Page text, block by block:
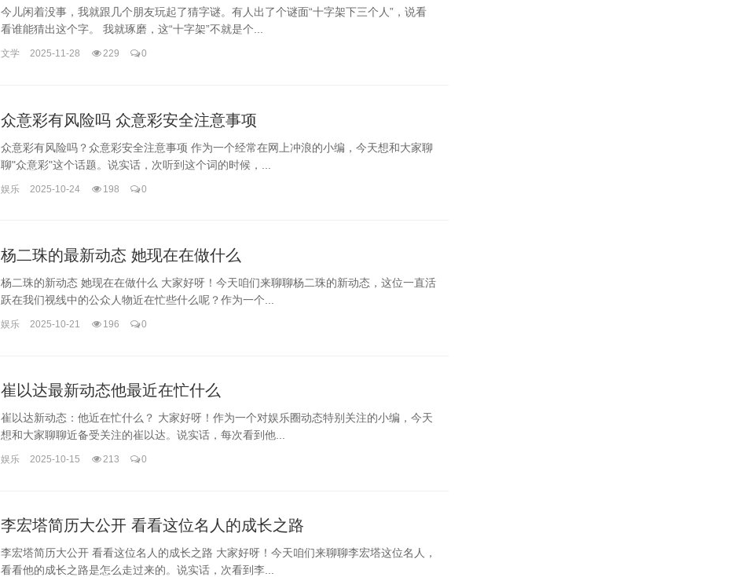
今儿闲着没事，我就跟几个朋友玩起了猜字谜。有人出了个谜面“十字架下三个人”，说看
看谁能猜出这个字。 我就琢磨，这“十字架”不就是个...
文学 2025-11-28 229 0
众意彩有风险吗 众意彩安全注意事项
众意彩有风险吗？众意彩安全注意事项 作为一个经常在网上冲浪的小编，今天想和大家聊
聊"众意彩"这个话题。说实话，次听到这个词的时候，...
娱乐 2025-10-24 198 0
杨二珠的最新动态 她现在在做什么
杨二珠的新动态 她现在在做什么 大家好呀！今天咱们来聊聊杨二珠的新动态，这位一直活
跃在我们视线中的公众人物近在忙些什么呢？作为一个...
娱乐 2025-10-21 196 0
崔以达最新动态他最近在忙什么
崔以达新动态：他近在忙什么？ 大家好呀！作为一个对娱乐圈动态特别关注的小编，今天
想和大家聊聊近备受关注的崔以达。说实话，每次看到他...
娱乐 2025-10-15 213 0
李宏塔简历大公开 看看这位名人的成长之路
李宏塔简历大公开 看看这位名人的成长之路 大家好呀！今天咱们来聊聊李宏塔这位名人，
看看他的成长之路是怎么走过来的。说实话，次看到李...